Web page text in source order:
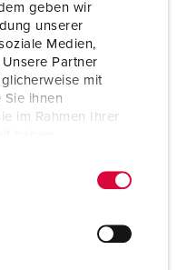
geben wir
unserer
Medien,
Partner
mit
Sie ihnen
im Rahmen Ihrer